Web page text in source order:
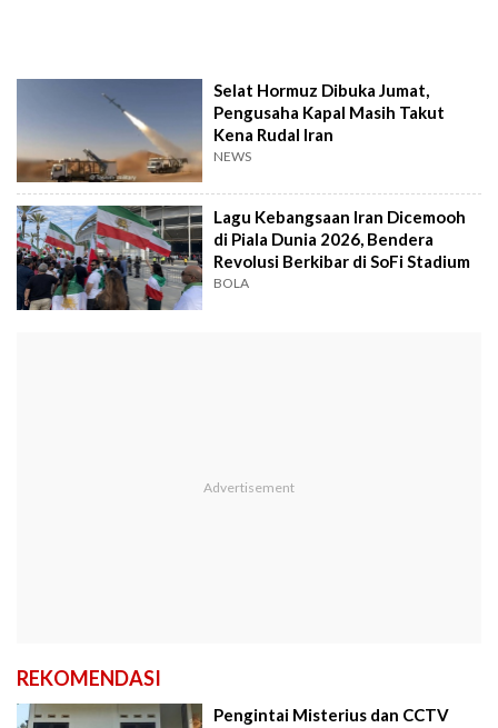
Selat Hormuz Dibuka Jumat,
Pengusaha Kapal Masih Takut
Kena Rudal Iran
NEWS
Lagu Kebangsaan Iran Dicemooh
di Piala Dunia 2026, Bendera
Revolusi Berkibar di SoFi Stadium
BOLA
REKOMENDASI
Pengintai Misterius dan CCTV